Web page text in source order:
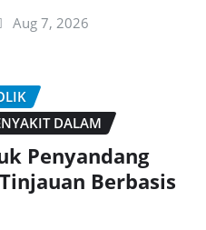
Aug 7, 2026
DALAM
Penyandang
Berbasis